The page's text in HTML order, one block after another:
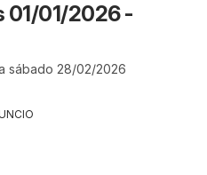
01/01/2026 -
sábado 28/02/2026